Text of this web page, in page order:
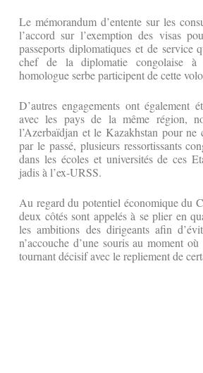
Le mémorandum d’entente sur les
l’accord sur l’exemption des visas
passeports diplomatiques et de service
chef de la diplomatie congolaise à
homologue serbe participent de cette
D’autres engagements ont également
avec les pays de la même région,
l’Azerbaïdjan et le Kazakhstan pour
par le passé, plusieurs ressortissants
dans les écoles et universités de ces
jadis à l’ex-URSS.
Au regard du potentiel économique du
deux côtés sont appelés à se plier en
les ambitions des dirigeants afin
n’accouche d’une souris au moment
tournant décisif avec le repliement de